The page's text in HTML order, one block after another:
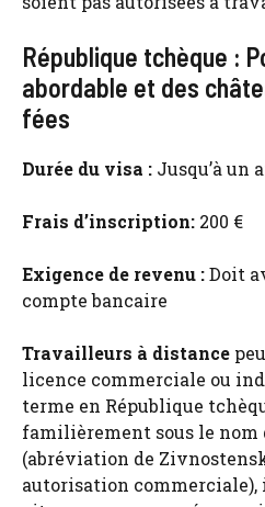
République tchèque :
abordable et des
fées
Durée du visa : Jusqu’à un
Frais d’inscription: 200 €
Exigence de revenu :Doit
compte bancaire
Travailleurs à distance
licence commerciale ou
terme en République
familièrement sous le nom
(abréviation de
autorisation commerciale),